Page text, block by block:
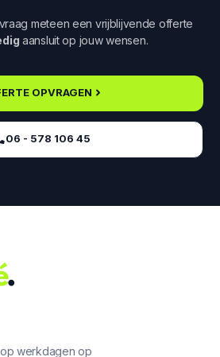
meteen een vrijblijvende offerte
aansluit op jouw wensen.
OPVRAGEN
06 - 578 106 45‬
werkdagen op